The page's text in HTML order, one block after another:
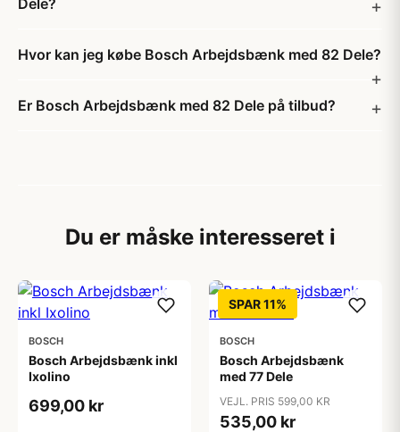
Dele?
Hvor kan jeg købe Bosch Arbejdsbænk med 82 Dele?
Er Bosch Arbejdsbænk med 82 Dele på tilbud?
Du er måske interesseret i
BOSCH
Bosch Arbejdsbænk inkl
Ixolino
699,00 kr
SPAR 11%
BOSCH
Bosch Arbejdsbænk
med 77 Dele
VEJL. PRIS 599,00 KR
535,00 kr